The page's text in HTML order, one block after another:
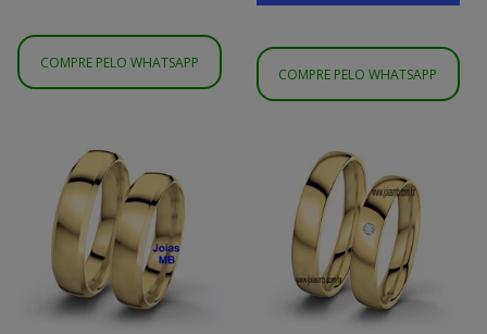
COMPRE PELO WHATSAPP
COMPRE PELO WHATSAPP